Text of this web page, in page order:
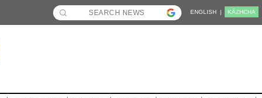
ENGLISH | KĀZHCHA